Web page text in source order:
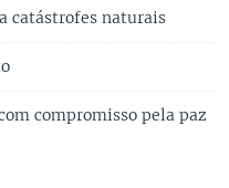
catástrofes naturais
compromisso pela paz